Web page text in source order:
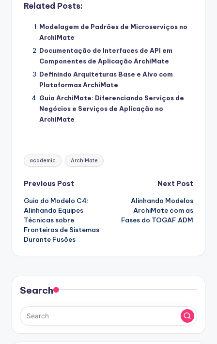
Related Posts:
Modelagem de Padrões de Microserviços no
ArchiMate
Documentação de Interfaces de API em
Componentes de Aplicação ArchiMate
Definindo Arquiteturas Base e Alvo com
Plataformas ArchiMate
Guia ArchiMate: Diferenciando Serviços de
Negócios e Serviços de Aplicação no
ArchiMate
Tags:
academic ArchiMate
Post
navigation
Previous Post
Guia do Modelo C4:
Alinhando Equipes
Técnicas sobre
Fronteiras de Sistemas
Durante Fusões
Next Post
Alinhando Modelos
ArchiMate com as
Fases do TOGAF ADM
Search